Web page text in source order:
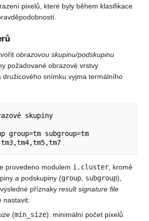
pixelů, které byly během klasifikace
obrazovou skupinu/podskupinu
požadované obrazové vrstvy
družicového snímku vyjma termálního
skupiny
group=tm subgroup=tm
provedeno modulem i.cluster , kromě
a podskupiny (group subgroup),
příznaky result signature file
nastavit:
(min_size): minimální počet pixelů